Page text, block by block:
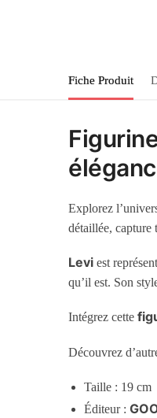
Fiche Produit
Explorez
détaillée, capture
Levi est
qu’il est. Son
Intégrez cette
Découvrez
Taille : 19 cm
Éditeur :